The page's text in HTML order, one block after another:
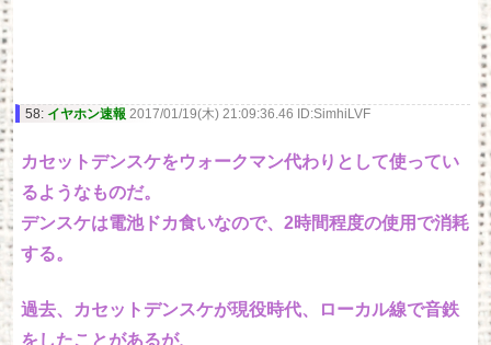
58: イヤホン速報 2017/01/19(木) 21:09:36.46 ID:SimhiLVF
カセットデンスケをウォークマン代わりとして使ってい
るようなものだ。
デンスケは電池ドカ食いなので、2時間程度の使用で消耗
する。
過去、カセットデンスケが現役時代、ローカル線で音鉄
をしたことがあるが、